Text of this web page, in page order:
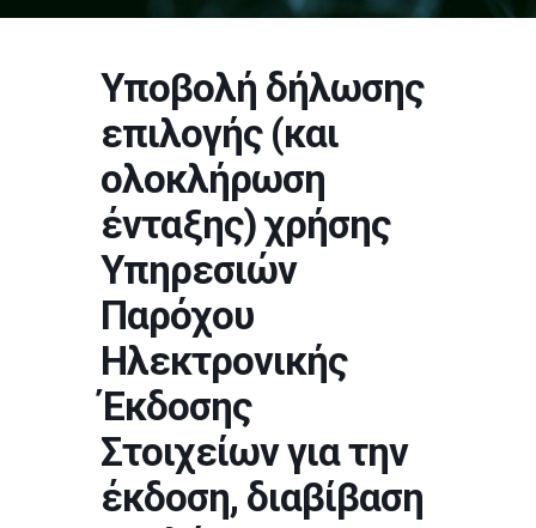
Υποβολή δήλωσης
επιλογής (και
ολοκλήρωση
ένταξης) χρήσης
Υπηρεσιών
Παρόχου
Ηλεκτρονικής
Έκδοσης
Στοιχείων για την
έκδοση, διαβίβαση